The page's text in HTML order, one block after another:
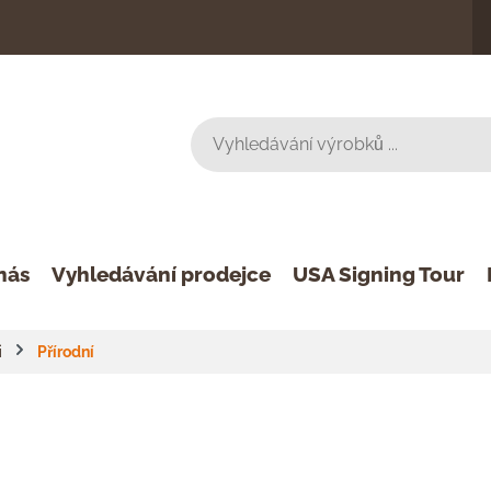
Vyhledávání prodejce USA Signing Tour
Přírodní